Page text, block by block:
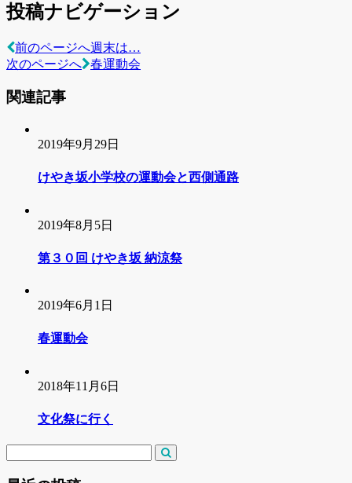
投稿ナビゲーション
前のページへ週末は…
次のページへ
春運動会
関連記事
2019年9月29日
けやき坂小学校の運動会と西側通路
2019年8月5日
第３０回 けやき坂 納涼祭
2019年6月1日
春運動会
2018年11月6日
文化祭に行く